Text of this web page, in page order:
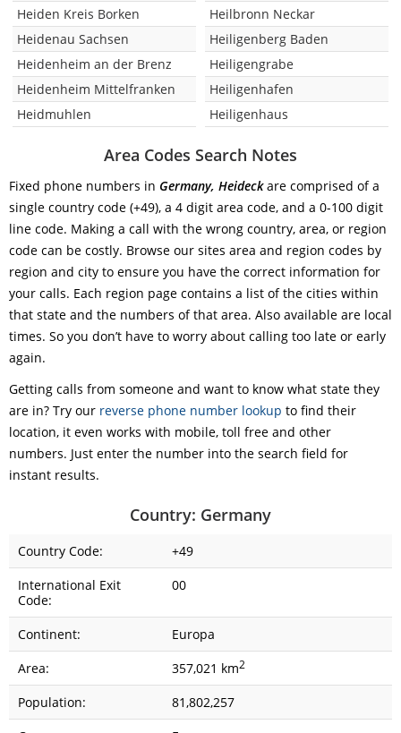
Heiden Kreis Borken
Heidenau Sachsen
Heidenheim an der Brenz
Heidenheim Mittelfranken
Heidmuhlen
Heilbronn Neckar
Heiligenberg Baden
Heiligengrabe
Heiligenhafen
Heiligenhaus
Area Codes Search Notes
Fixed phone numbers in Germany, Heideckare comprised of a
single country code (+49), a 4 digit area code, and a 0-100 digit
line code. Making a call with the wrong country, area, or region
code can be costly. Browse our sites area and region codes by
region and city to ensure you have the correct information for
your calls. Each region page contains a list of the cities within
that state and the numbers of that area. Also available are local
times. So you don’t have to worry about calling too late or early
again.
Getting calls from someone and want to know what state they
are in? Try our reverse phone number lookup to find their
location, it even works with mobile, toll free and other
numbers. Just enter the number into the search field for
instant results.
Country: Germany
Country Code:
+49
International Exit
Code:
00
Continent:
Europa
Area:
357,021 km2
Population:
81,802,257